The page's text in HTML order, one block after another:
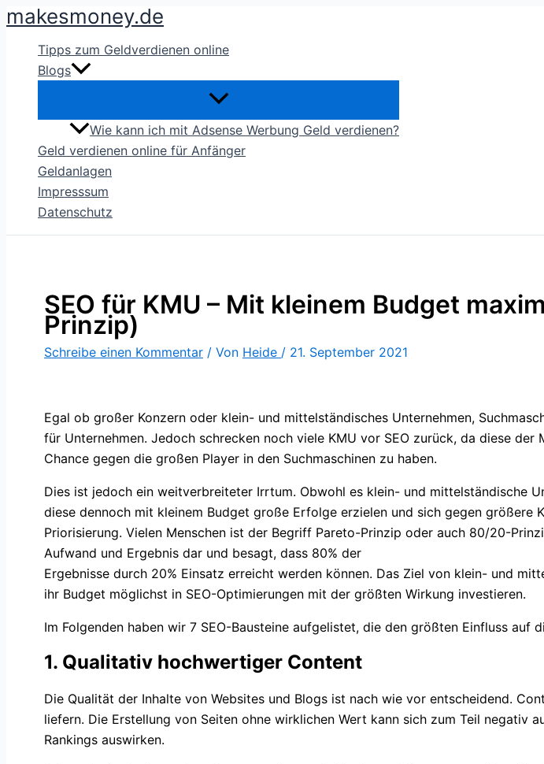
Zum
springen
makesmoney.de
Tipps zum Geldverdienen online
Blogs
Wie kann ich mit Adsense Werbung Geld verdienen?
Geld verdienen online für Anfänger
Geldanlagen
Impresssum
Datenschutz
SEO für KMU – Mit kleinem Budget
Prinzip)
Schreibe einen Kommentar / Von Heide / 21. September 2021
Egal ob großer Konzern oder klein- und mittelständisches Unternehmen,
für Unternehmen. Jedoch schrecken noch viele KMU vor SEO zurück, da diese
Chance gegen die großen Player in den Suchmaschinen zu haben.
Dies ist jedoch ein weitverbreiteter Irrtum. Obwohl es klein- und mittelständische
diese dennoch mit kleinem Budget große Erfolge erzielen und sich gegen größere
Priorisierung. Vielen Menschen ist der Begriff Pareto-Prinzip oder auch 80/20-
Aufwand und Ergebnis dar und besagt, dass 80% der
Ergebnisse durch 20% Einsatz erreicht werden können. Das Ziel von klein- und
ihr Budget möglichst in SEO-Optimierungen mit der größten Wirkung investieren.
Im Folgenden haben wir 7 SEO-Bausteine aufgelistet, die den größten Einfluss auf
1. Qualitativ hochwertiger Content
Die Qualität der Inhalte von Websites und Blogs ist nach wie vor entscheidend.
liefern. Die Erstellung von Seiten ohne wirklichen Wert kann sich zum Teil negativ
Rankings auswirken.